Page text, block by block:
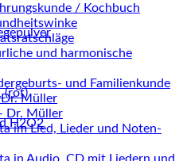
/ Kochbuch
und harmonische
und Familienkunde
Müller
Dr. Müller
im Lied, Lieder und Noten-
(rot)
H2O2